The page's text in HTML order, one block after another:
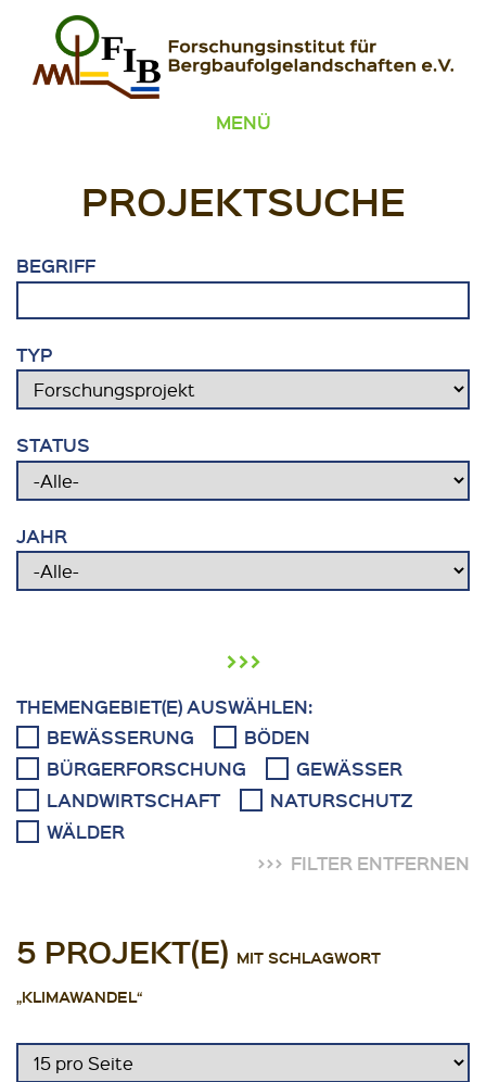
Zum Inhalt springen
FIB – Forschungsinstitut für Bergbaufolgelandschaften
MENÜ
PROJEKTSUCHE
BEGRIFF
TYP
STATUS
JAHR
›››
THEMENGEBIET(E) AUSWÄHLEN:
BEWÄSSERUNG
BÖDEN
BÜRGERFORSCHUNG
GEWÄSSER
LANDWIRTSCHAFT
NATURSCHUTZ
WÄLDER
FILTER ENTFERNEN
5 PROJEKT(E) MIT SCHLAGWORT
„KLIMAWANDEL“